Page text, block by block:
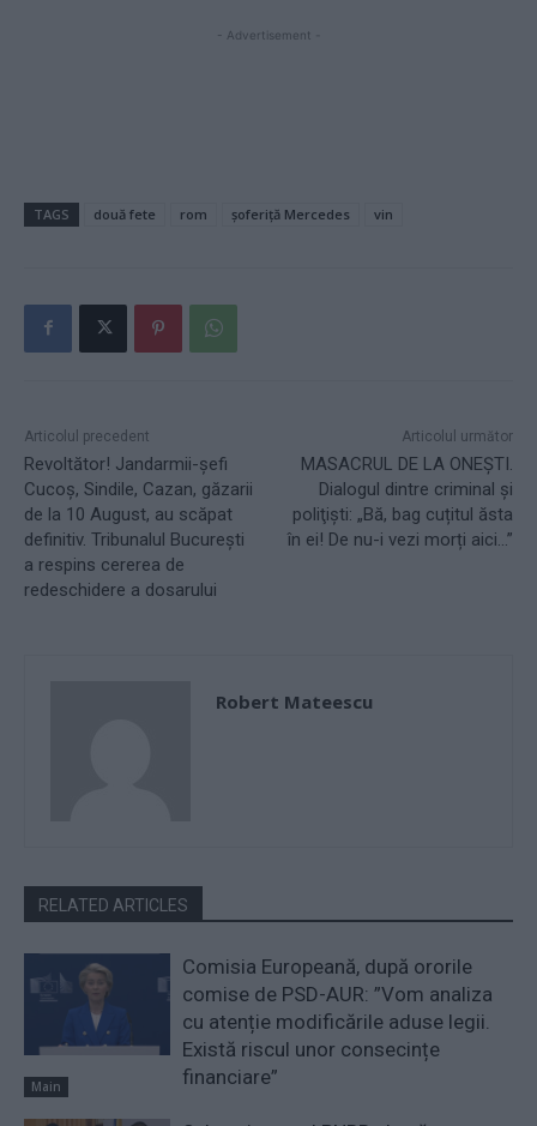
- Advertisement -
TAGS două fete rom șoferiță Mercedes vin
Articolul precedent
Revoltător! Jandarmii-șefi
Cucoș, Sindile, Cazan, găzarii
de la 10 August, au scăpat
definitiv. Tribunalul București
a respins cererea de
redeschidere a dosarului
Articolul următor
MASACRUL DE LA ONEȘTI.
Dialogul dintre criminal şi
poliţişti: „Bă, bag cuțitul ăsta
în ei! De nu-i vezi morți aici…”
Robert Mateescu
RELATED ARTICLES
Main
Comisia Europeană, după ororile
comise de PSD-AUR: ”Vom analiza
cu atenție modificările aduse legii.
Există riscul unor consecințe
financiare”